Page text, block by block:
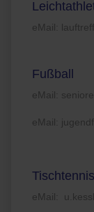
eMail:
Fußball
eMail:
eMail:
Tischtennis
eMail: